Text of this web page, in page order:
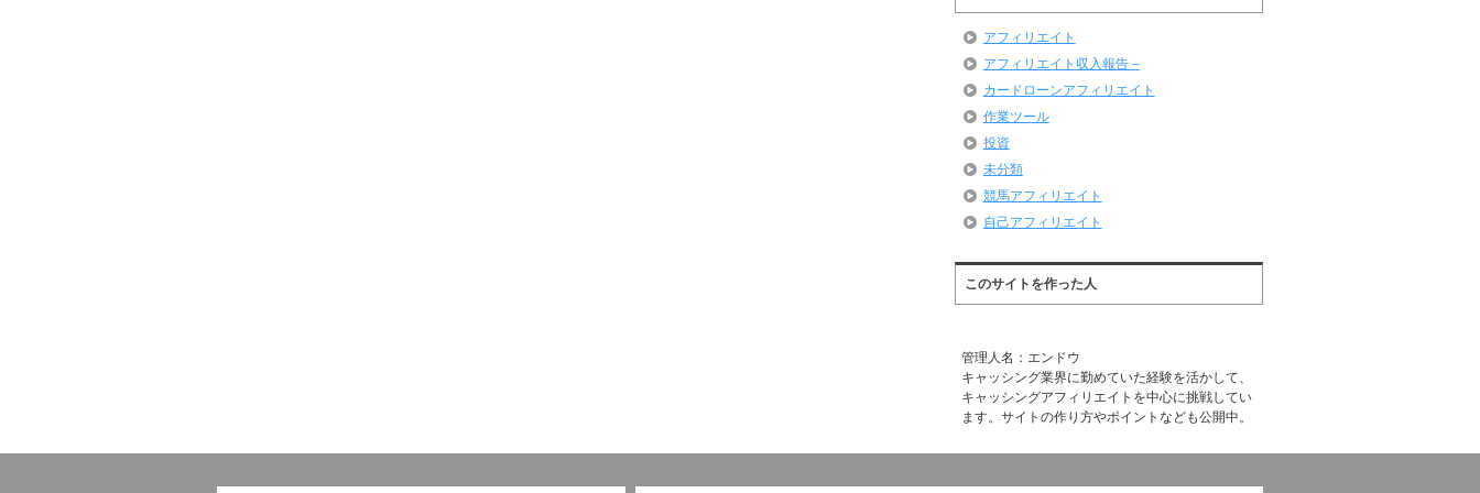
アフィリエイト
アフィリエイト収入報告 –
カードローンアフィリエイト
作業ツール
投資
未分類
競馬アフィリエイト
自己アフィリエイト
このサイトを作った人
管理人名：エンドウ
キャッシング業界に勤めていた経験を活かして、
キャッシングアフィリエイトを中心に挑戦してい
ます。サイトの作り方やポイントなども公開中。